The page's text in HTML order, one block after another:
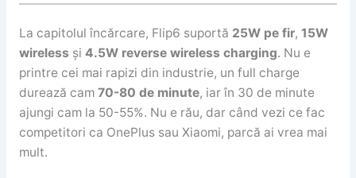
La capitolul încărcare, Flip6 suportă 25W pe fir, 15W
wireless și 4.5W reverse wireless charging. Nu e
printre cei mai rapizi din industrie, un full charge
durează cam 70-80 de minute, iar în 30 de minute
ajungi cam la 50-55%. Nu e rău, dar când vezi ce fac
competitori ca OnePlus sau Xiaomi, parcă ai vrea mai
mult.